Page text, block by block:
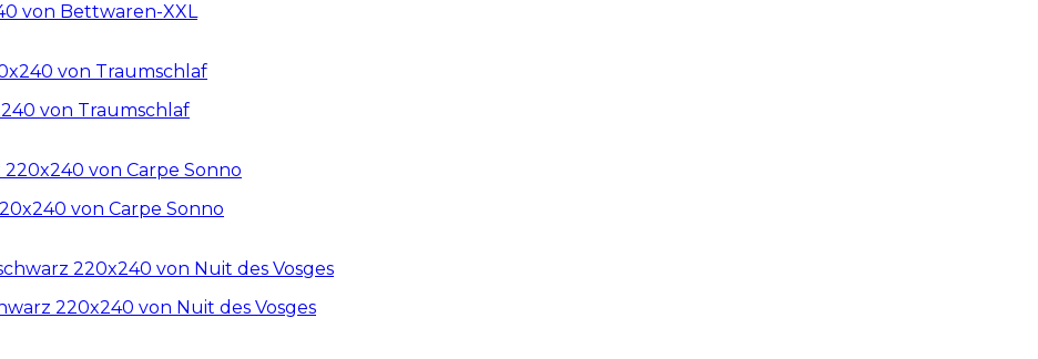
von Bettwaren-XXL
von Traumschlaf
von Carpe Sonno
220x240 von Nuit des Vosges